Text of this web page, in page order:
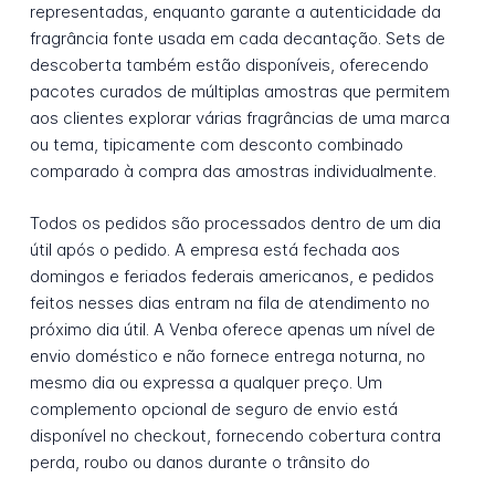
representadas, enquanto garante a autenticidade da
fragrância fonte usada em cada decantação. Sets de
descoberta também estão disponíveis, oferecendo
pacotes curados de múltiplas amostras que permitem
aos clientes explorar várias fragrâncias de uma marca
ou tema, tipicamente com desconto combinado
comparado à compra das amostras individualmente.
Todos os pedidos são processados dentro de um dia
útil após o pedido. A empresa está fechada aos
domingos e feriados federais americanos, e pedidos
feitos nesses dias entram na fila de atendimento no
próximo dia útil. A Venba oferece apenas um nível de
envio doméstico e não fornece entrega noturna, no
mesmo dia ou expressa a qualquer preço. Um
complemento opcional de seguro de envio está
disponível no checkout, fornecendo cobertura contra
perda, roubo ou danos durante o trânsito do